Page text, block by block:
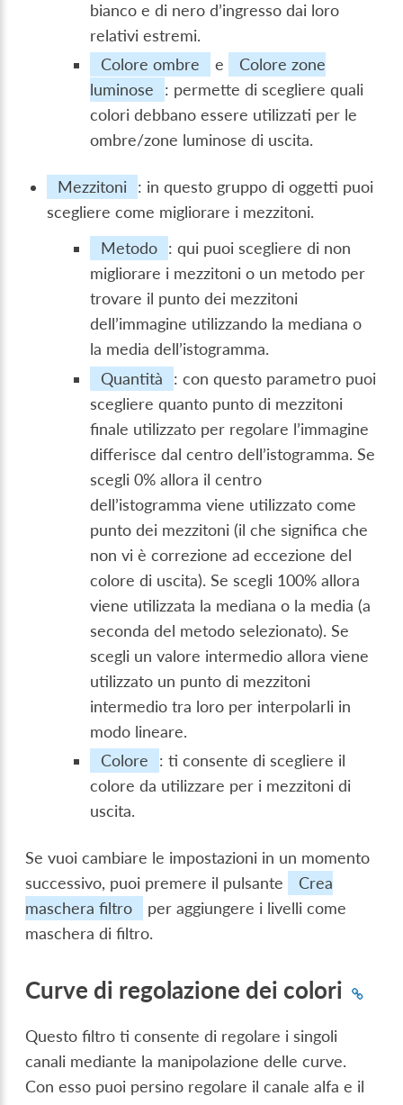
bianco e di nero d’ingresso dai loro
relativi estremi.
Colore ombre
e
Colore zone
luminose
: permette di scegliere quali
colori debbano essere utilizzati per le
ombre/zone luminose di uscita.
Mezzitoni
: in questo gruppo di oggetti puoi
scegliere come migliorare i mezzitoni.
Metodo
: qui puoi scegliere di non
migliorare i mezzitoni o un metodo per
trovare il punto dei mezzitoni
dell’immagine utilizzando la mediana o
la media dell’istogramma.
Quantità
: con questo parametro puoi
scegliere quanto punto di mezzitoni
finale utilizzato per regolare l’immagine
differisce dal centro dell’istogramma. Se
scegli 0% allora il centro
dell’istogramma viene utilizzato come
punto dei mezzitoni (il che significa che
non vi è correzione ad eccezione del
colore di uscita). Se scegli 100% allora
viene utilizzata la mediana o la media (a
seconda del metodo selezionato). Se
scegli un valore intermedio allora viene
utilizzato un punto di mezzitoni
intermedio tra loro per interpolarli in
modo lineare.
Colore
: ti consente di scegliere il
colore da utilizzare per i mezzitoni di
uscita.
Se vuoi cambiare le impostazioni in un momento
successivo, puoi premere il pulsante
Crea
maschera filtro
per aggiungere i livelli come
maschera di filtro.
Curve di regolazione dei colori
Questo filtro ti consente di regolare i singoli
canali mediante la manipolazione delle curve.
Con esso puoi persino regolare il canale alfa e il